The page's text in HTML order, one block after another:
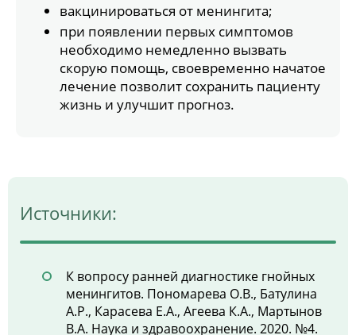
вакцинироваться от менингита;
при появлении первых симптомов
необходимо немедленно вызвать
скорую помощь, своевременно начатое
лечение позволит сохранить пациенту
жизнь и улучшит прогноз.
Источники:
К вопросу ранней диагностике гнойных
менингитов. Пономарева О.В., Батулина
А.Р., Карасева Е.А., Агеева К.А., Мартынов
В.А. Наука и здравоохранение. 2020. №4.